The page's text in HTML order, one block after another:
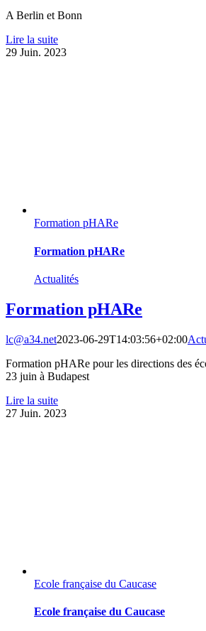
A Berlin et Bonn
Lire la suite
29 Juin. 2023
Formation pHARe
Formation pHARe
Actualités
Formation pHARe
lc@a34.net2023-06-29T14:03:56+02:00
Formation pHARe pour les directions des
23 juin à Budapest
Lire la suite
27 Juin. 2023
Ecole française du Caucase
Ecole française du Caucase